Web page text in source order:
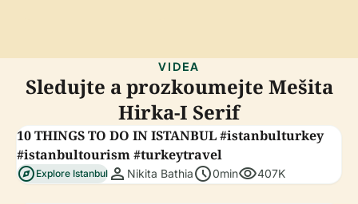
VIDEA
Sledujte a prozkoumejte Mešita
Hirka-I Serif
10 THINGS TO DO IN ISTANBUL #istanbulturkey
#istanbultourism #turkeytravel
explore Explore Istanbul person Nikita Bathiaschedule0minvisibility407K